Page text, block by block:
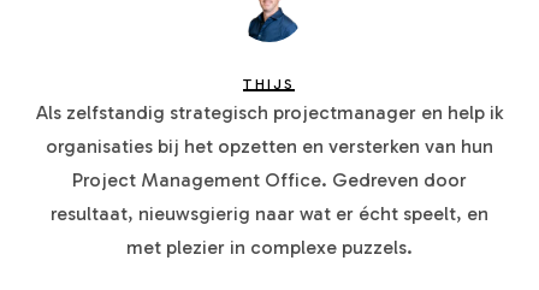
THIJS
Als zelfstandig strategisch projectmanager en help ik
organisaties bij het opzetten en versterken van hun
Project Management Office. Gedreven door
resultaat, nieuwsgierig naar wat er écht speelt, en
met plezier in complexe puzzels.